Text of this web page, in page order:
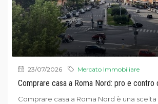
23/07/2026 Mercato Immobiliare
Comprare casa a Roma Nord: pro e contro
Comprare casa a Roma Nord è una